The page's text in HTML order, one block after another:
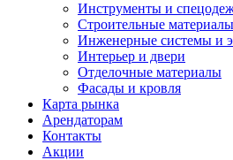
Инструменты и
Строительные материалы
Инженерные системы и
Интерьер и двери
Отделочные материалы
Фасады и кровля
Карта рынка
Арендаторам
Контакты
Акции